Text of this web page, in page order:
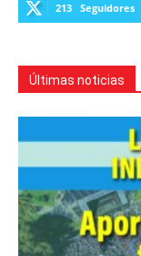
213 Seguidores
Últimas noticias